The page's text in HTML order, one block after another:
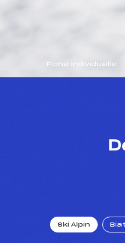
Fiche individuelle
Ski Alpin